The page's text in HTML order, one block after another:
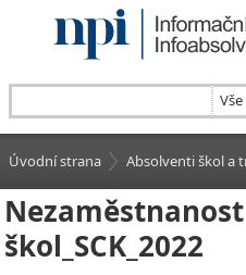
Úvodní strana Absolventi škol a
škol_SCK_2022